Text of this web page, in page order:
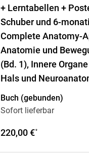
+ Lerntabellen +
Schuber und 6-
Complete Anatomy-
Anatomie und
(Bd. 1), Innere
Hals und
Buch (gebunden)
Sofort lieferbar
220,00 €*